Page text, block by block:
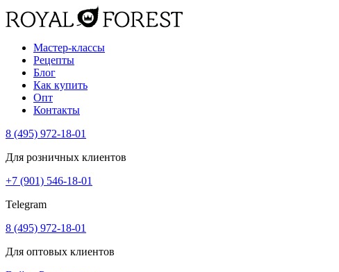
Мастер-классы
Рецепты
Блог
Как купить
Опт
Контакты
8 (495) 972-18-01
Для розничных клиентов
+7 (901) 546-18-01
Telegram
8 (495) 972-18-01
Для оптовых клиентов